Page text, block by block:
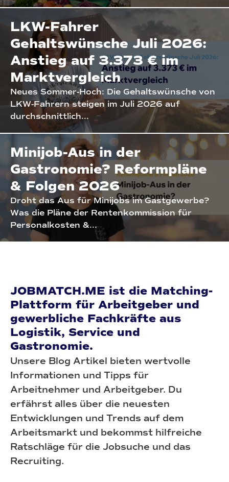
LKW-Fahrer
Gehaltswünsche Juli 2026:
Anstieg auf 3.373 € im
Marktvergleich
Neues Sommer-Hoch: Die Gehaltswünsche von
LKW-Fahrern steigen im Juli 2026 auf
durchschnittlich...
Minijob-Aus in der
Gastronomie? Reformpläne
& Folgen 2026
Droht das Aus für Minijobs im Gastgewerbe?
Was die Pläne der Rentenkommission für
Personalkosten &...
JOBMATCH.ME ist die Matching-
Plattform für Arbeitgeber und
gewerbliche Fachkräfte aus
Logistik, Service und
Gastronomie.
Unsere Blog Artikel bieten wertvolle
Informationen und Tipps für
Arbeitnehmer und Arbeitgeber. Du
erfährst alles über die neuesten
Entwicklungen und Trends auf dem
Arbeitsmarkt und bekommst hilfreiche
Ratschläge für die Jobsuche und das
Recruiting.